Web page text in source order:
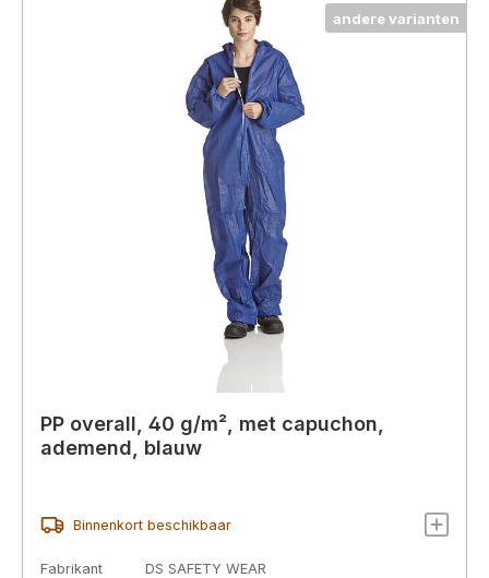
andere varianten
PP overall, 40 g/m², met capuchon,
ademend, blauw
Binnenkort beschikbaar
Fabrikant
DS SAFETY WEAR